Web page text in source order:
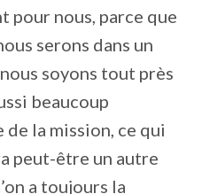
pour nous, parce que
serons dans un
soyons tout près
beaucoup
de la mission, ce qui
peut-être un autre
a toujours la